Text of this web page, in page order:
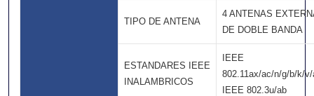
TIPO DE ANTENA
4 ANTENAS
DE DOBLE BANDA
ESTANDARES IEEE
INALAMBRICOS
IEEE
802.11ax/ac/n/g/b/k/
IEEE 802.3u/ab